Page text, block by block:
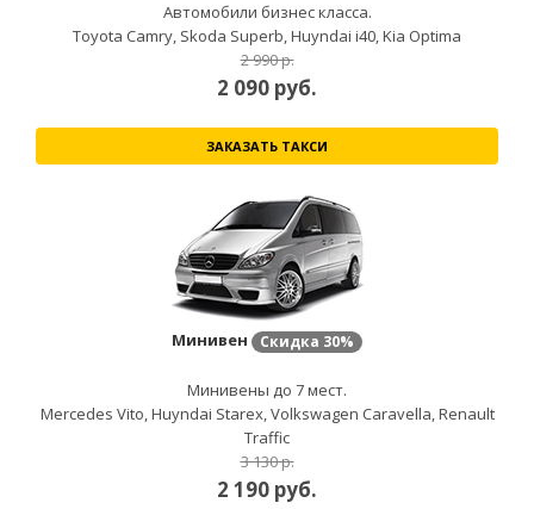
Автомобили бизнес класса.
Toyota Camry, Skoda Superb, Huyndai i40, Kia Optima
2 990 р.
2 090 руб.
ЗАКАЗАТЬ ТАКСИ
Минивен Скидка 30%
Минивены до 7 мест.
Mercedes Vito, Huyndai Starex, Volkswagen Caravella, Renault
Traffic
3 130 р.
2 190 руб.